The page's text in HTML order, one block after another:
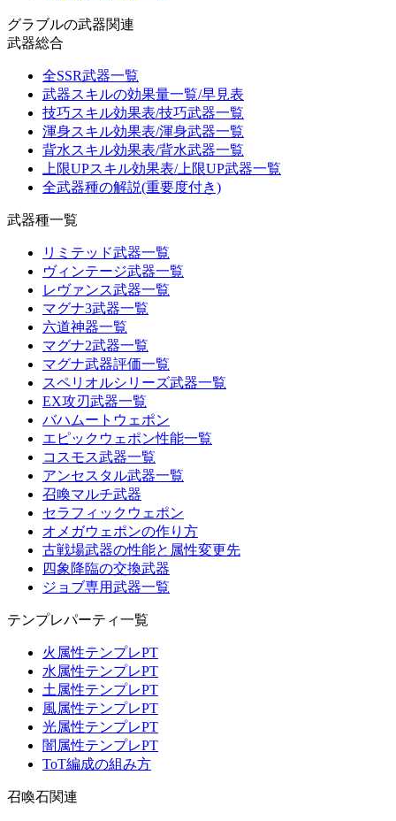
グラブルの武器関連
武器総合
全SSR武器一覧
武器スキルの効果量一覧/早見表
技巧スキル効果表/技巧武器一覧
渾身スキル効果表/渾身武器一覧
背水スキル効果表/背水武器一覧
上限UPスキル効果表/上限UP武器一覧
全武器種の解説(重要度付き)
武器種一覧
リミテッド武器一覧
ヴィンテージ武器一覧
レヴァンス武器一覧
マグナ3武器一覧
六道神器一覧
マグナ2武器一覧
マグナ武器評価一覧
スペリオルシリーズ武器一覧
EX攻刃武器一覧
バハムートウェポン
エピックウェポン性能一覧
コスモス武器一覧
アンセスタル武器一覧
召喚マルチ武器
セラフィックウェポン
オメガウェポンの作り方
古戦場武器の性能と属性変更先
四象降臨の交換武器
ジョブ専用武器一覧
テンプレパーティ一覧
火属性テンプレPT
水属性テンプレPT
土属性テンプレPT
風属性テンプレPT
光属性テンプレPT
闇属性テンプレPT
ToT編成の組み方
召喚石関連